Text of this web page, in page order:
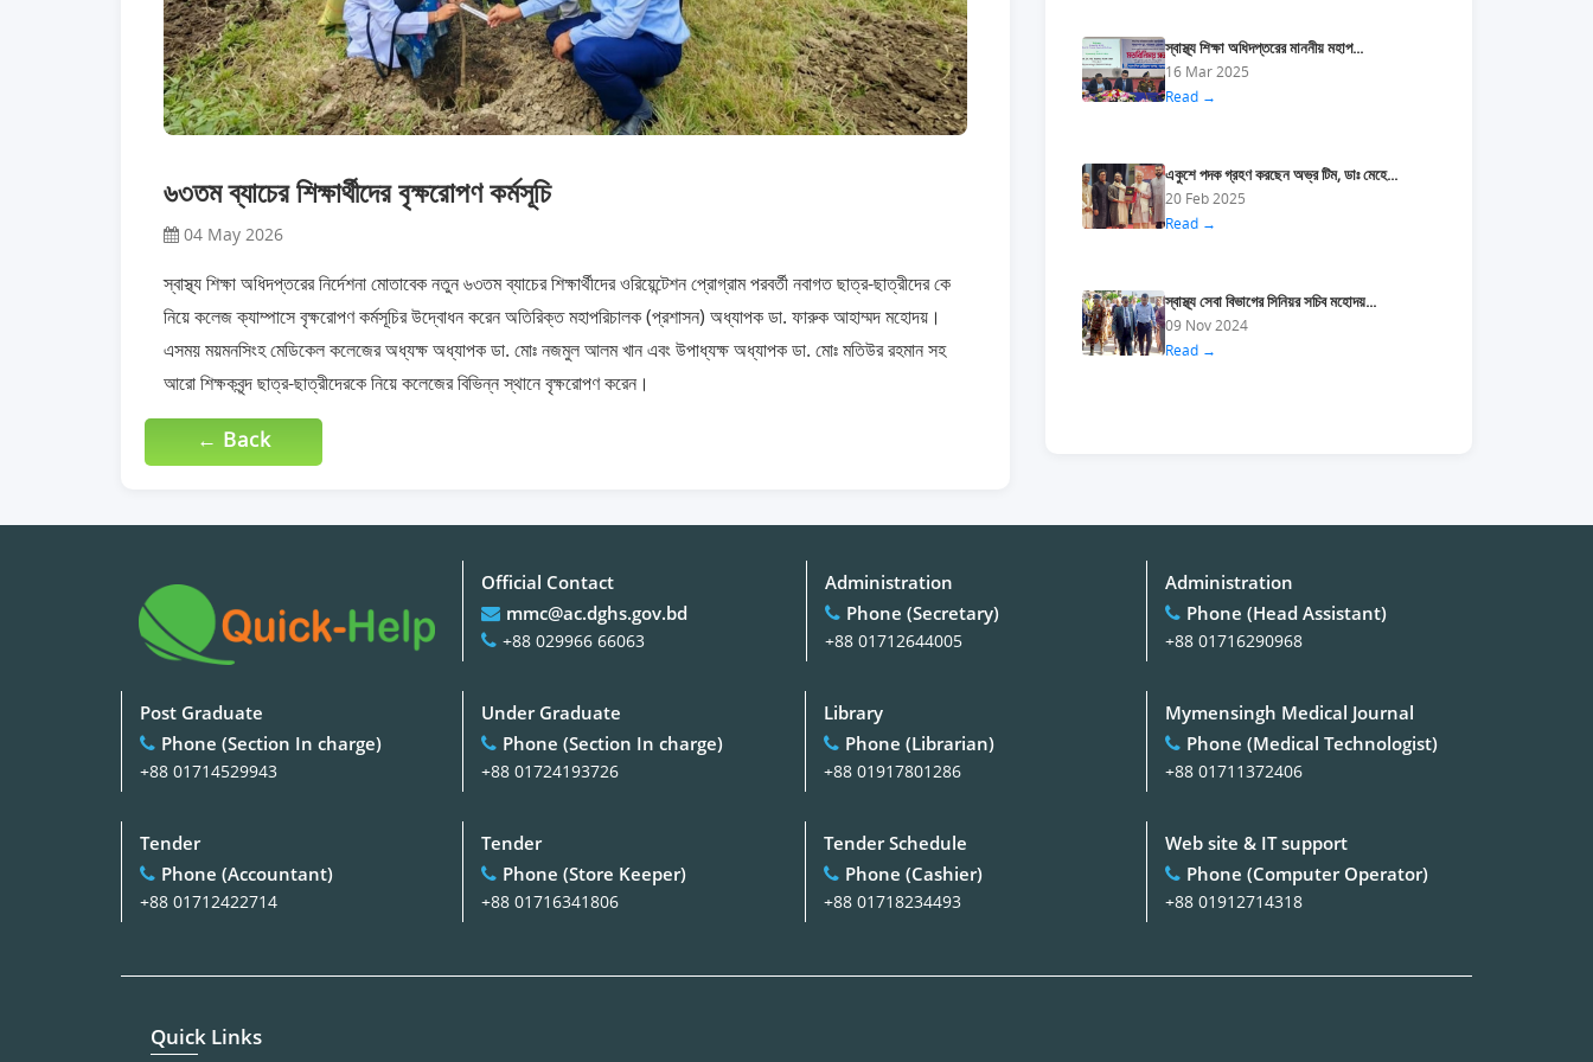
৬৩তম ব্যাচের শিক্ষার্থীদের বৃক্ষরোপণ কর্মসূচি
04 May 2026
স্বাস্থ্য শিক্ষা অধিদপ্তরের নির্দেশনা মোতাবেক নতুন ৬৩তম ব্যাচের শিক্ষার্থীদের ওরিয়েন্টেশন প্রোগ্রাম পরবর্তী নবাগত ছাত্র-ছাত্রীদের কে
নিয়ে কলেজ ক্যাম্পাসে বৃক্ষরোপণ কর্মসূচির উদ্বোধন করেন অতিরিক্ত মহাপরিচালক (প্রশাসন) অধ্যাপক ডা. ফারুক আহাম্মদ মহোদয়।
এসময় ময়মনসিংহ মেডিকেল কলেজের অধ্যক্ষ অধ্যাপক ডা. মোঃ নজমুল আলম খান এবং উপাধ্যক্ষ অধ্যাপক ডা. মোঃ মতিউর রহমান সহ
আরো শিক্ষকবৃন্দ ছাত্র-ছাত্রীদেরকে নিয়ে কলেজের বিভিন্ন স্থানে বৃক্ষরোপণ করেন।
← Back
স্বাস্থ্য শিক্ষা অধিদপ্তরের মাননীয় মহাপ...
16 Mar 2025
Read →
একুশে পদক গ্রহণ করছেন অভ্র টিম, ডাঃ মেহে...
20 Feb 2025
Read →
স্বাস্থ্য সেবা বিভাগের সিনিয়র সচিব মহোদয়...
09 Nov 2024
Read →
Official Contact
mmc@ac.dghs.gov.bd
+88 029966 66063
Administration
Phone (Secretary)
+88 01712644005
Administration
Phone (Head Assistant)
+88 01716290968
Post Graduate
Phone (Section In charge)
+88 01714529943
Under Graduate
Phone (Section In charge)
+88 01724193726
Library
Phone (Librarian)
+88 01917801286
Mymensingh Medical Journal
Phone (Medical Technologist)
+88 01711372406
Tender
Phone (Accountant)
+88 01712422714
Tender
Phone (Store Keeper)
+88 01716341806
Tender Schedule
Phone (Cashier)
+88 01718234493
Web site & IT support
Phone (Computer Operator)
+88 01912714318
Quick Links